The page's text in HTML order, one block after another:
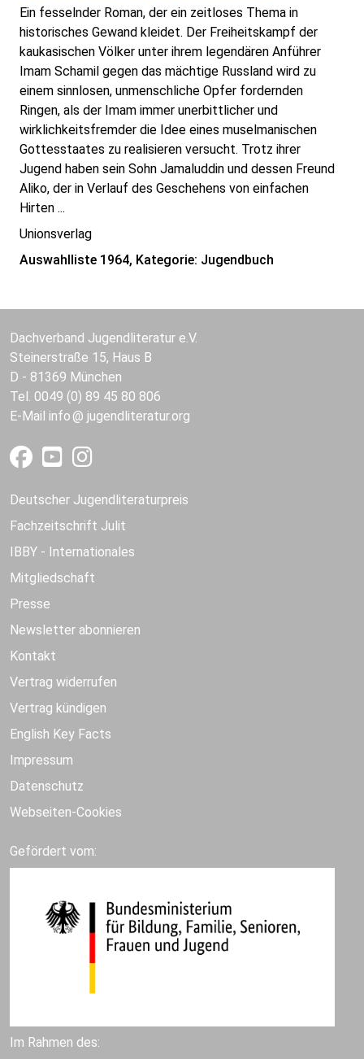
Ein fesselnder Roman, der ein zeitloses Thema in
historisches Gewand kleidet. Der Freiheitskampf der
kaukasischen Völker unter ihrem legendären Anführer
Imam Schamil gegen das mächtige Russland wird zu
einem sinnlosen, unmenschliche Opfer fordernden
Ringen, als der Imam immer unerbittlicher und
wirklichkeitsfremder die Idee eines muselmanischen
Gottesstaates zu realisieren versucht. Trotz ihrer
Jugend haben sein Sohn Jamaluddin und dessen Freund
Aliko, der in Verlauf des Geschehens von einfachen
Hirten ...
Unionsverlag
Auswahlliste 1964, Kategorie: Jugendbuch
Dachverband Jugendliteratur e.V.
Steinerstraße 15, Haus B
D - 81369 München
Tel. 0049 (0) 89 45 80 806
E-Mail info jugendliteratur.org
Deutscher Jugendliteraturpreis
Fachzeitschrift Julit
IBBY - Internationales
Mitgliedschaft
Presse
Newsletter abonnieren
Kontakt
Vertrag widerrufen
Vertrag kündigen
English Key Facts
Impressum
Datenschutz
Webseiten-Cookies
Gefördert vom:
Im Rahmen des: